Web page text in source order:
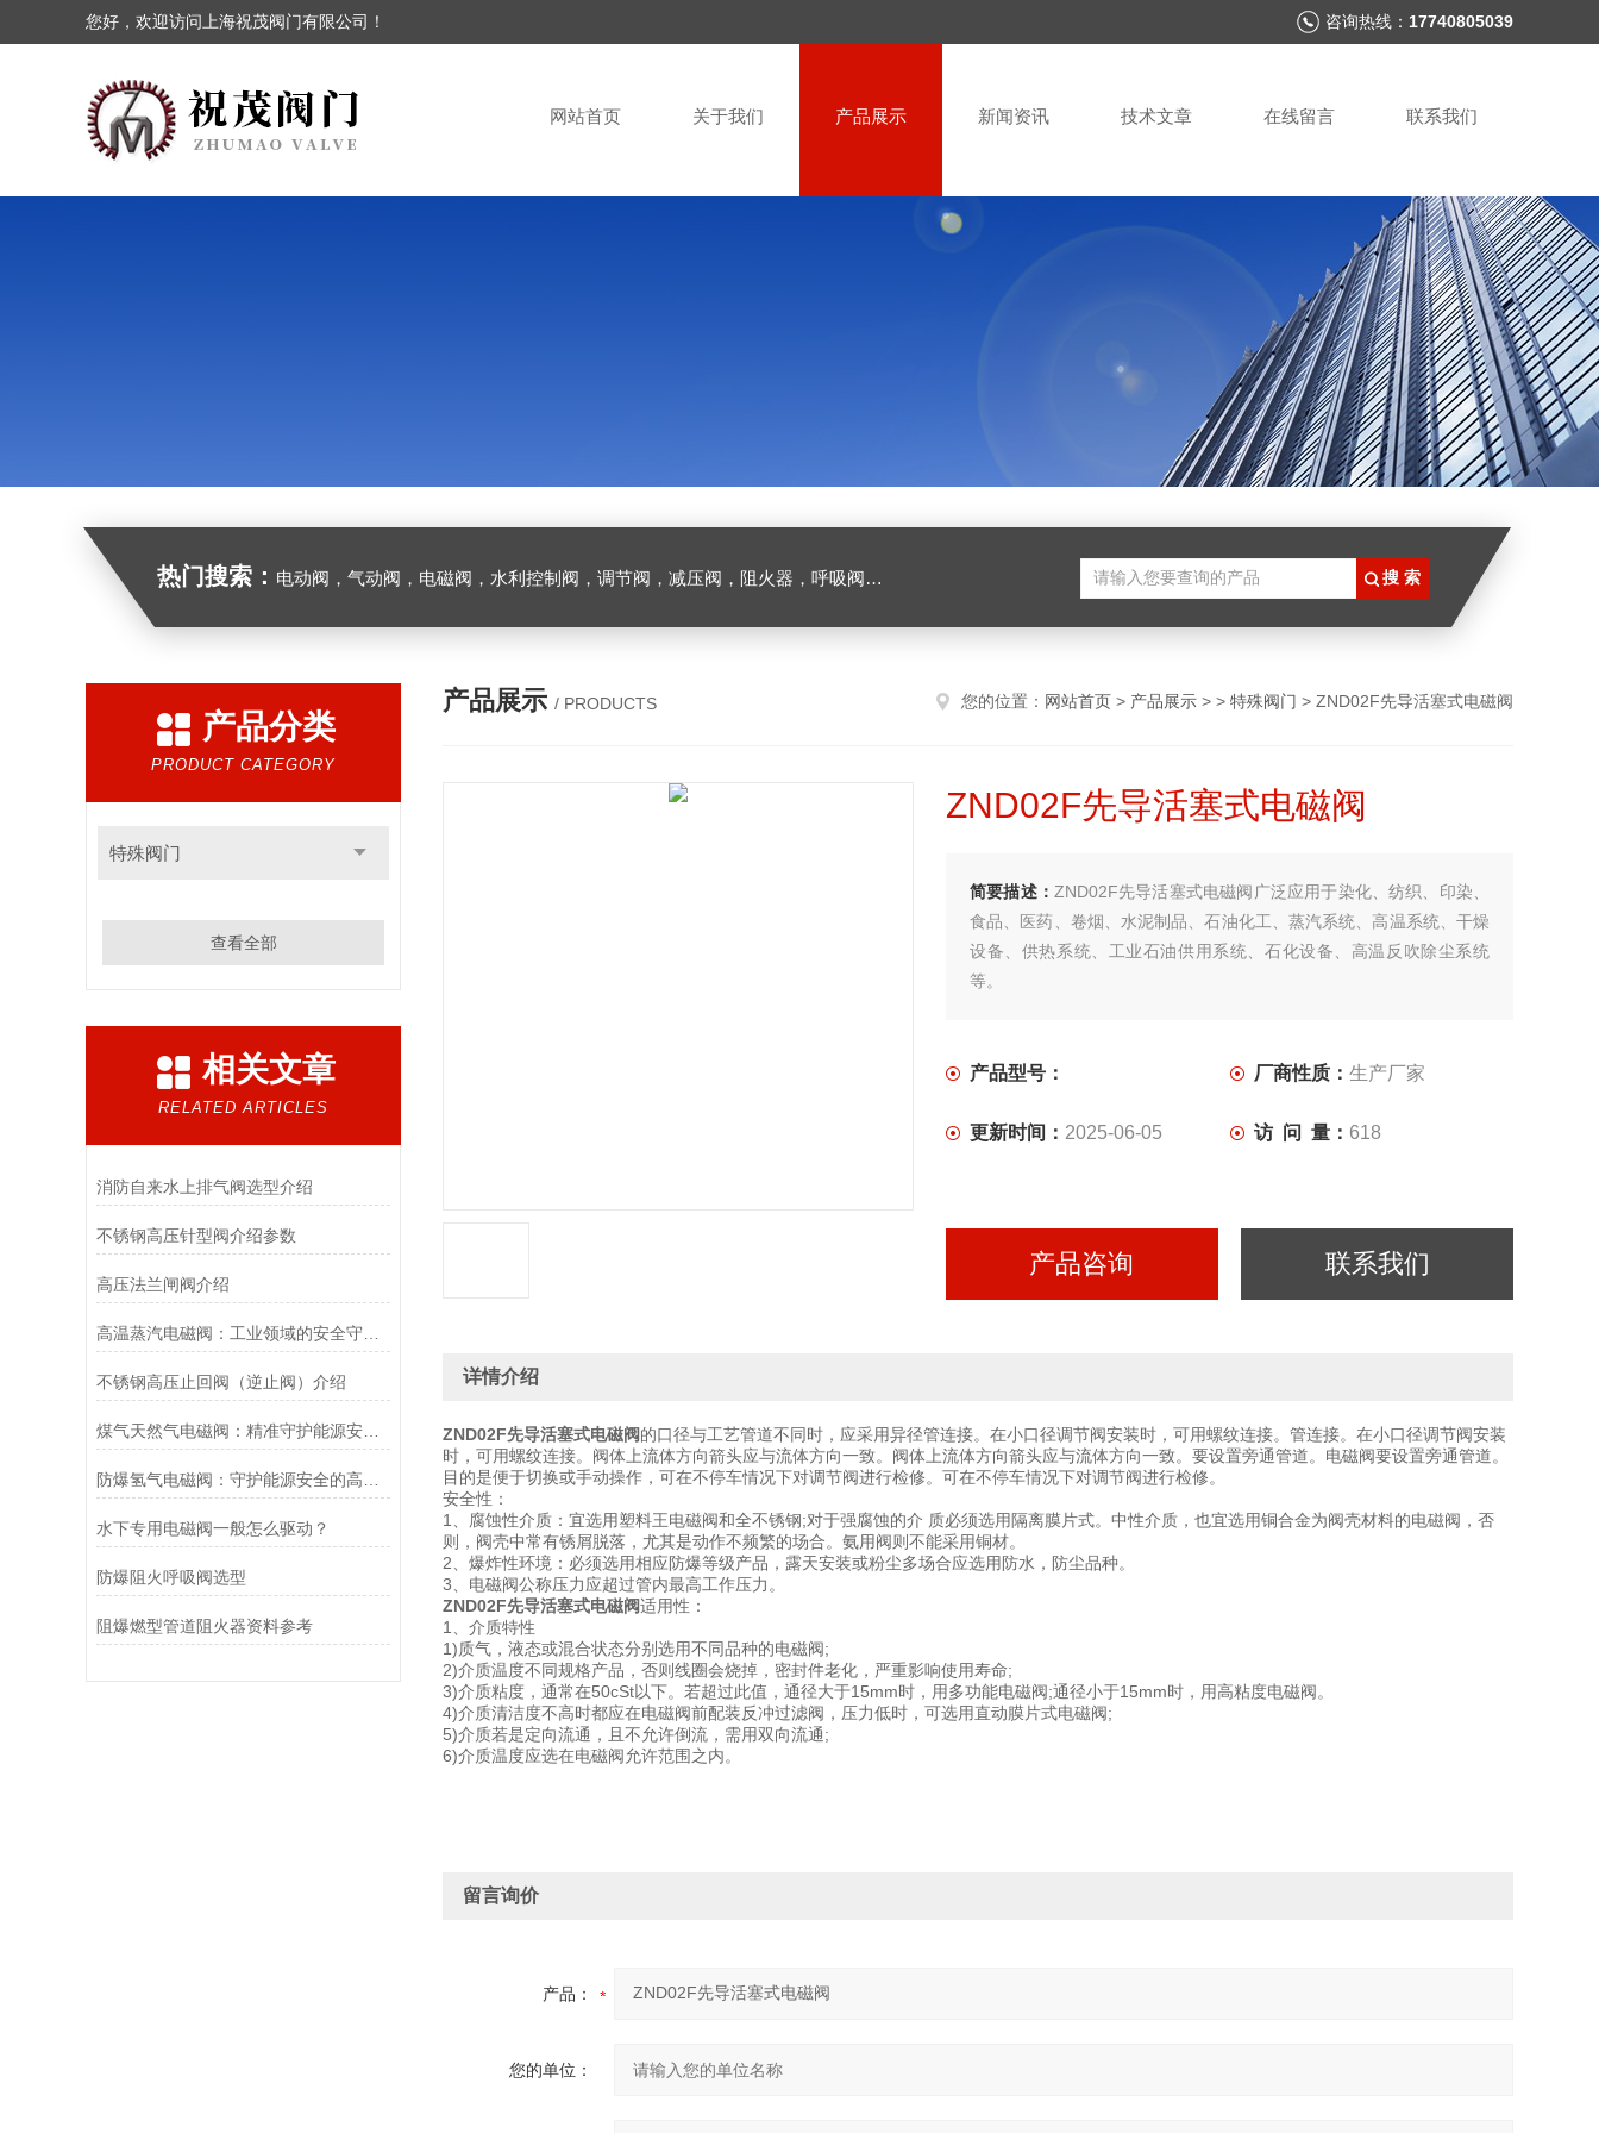
您好，欢迎访问上海祝茂阀门有限公司！ 咨询热线： 17740805039
网站首页 关于我们 产品展示 新闻资讯 技术文章 在线留言 联系我们
热门搜索： 电动阀，气动阀，电磁阀，水利控制阀，调节阀，减压阀，阻火器，呼吸阀，排气阀
产品分类
PRODUCT CATEGORY
特殊阀门
查看全部
相关文章
RELATED ARTICLES
消防自来水上排气阀选型介绍
不锈钢高压针型阀介绍参数
高压法兰闸阀介绍
不锈钢高压止回阀（逆止阀）介绍
煤气天然气电磁阀：精准守护能源安全的“调控卫士”
水下专用电磁阀一般怎么驱动？
防爆阻火呼吸阀选型
阻爆燃型管道阻火器资料参考
产品展示 / PRODUCTS 您的位置： 网站首页 > 产品展示 > > 特殊阀门 > ZND02F先导活塞式电磁阀
ZND02F先导活塞式电磁阀
简要描述： ZND02F先导活塞式电磁阀广泛应用于染化、纺织、印染、
食品、医药、卷烟、水泥制品、石油化工、蒸汽系统、高温系统、干燥
设备、供热系统、工业石油供用系统、石化设备、高温反吹除尘系统
等。
产品型号： 厂商性质： 生产厂家
更新时间： 2025-06-05 访 问 量： 618
产品咨询 联系我们
详情介绍
ZND02F先导活塞式电磁阀的口径与工艺管道不同时，应采用异径管连接。在小口径调节阀安装时，可用螺纹连接。管连接。在小口径调节阀安装
时，可用螺纹连接。阀体上流体方向箭头应与流体方向一致。阀体上流体方向箭头应与流体方向一致。要设置旁通管道。电磁阀要设置旁通管道。
目的是便于切换或手动操作，可在不停车情况下对调节阀进行检修。可在不停车情况下对调节阀进行检修。
安全性：
1、腐蚀性介质：宜选用塑料王电磁阀和全不锈钢;对于强腐蚀的介 质必须选用隔离膜片式。中性介质，也宜选用铜合金为阀壳材料的电磁阀，否
则，阀壳中常有锈屑脱落，尤其是动作不频繁的场合。氨用阀则不能采用铜材。
2、爆炸性环境：必须选用相应防爆等级产品，露天安装或粉尘多场合应选用防水，防尘品种。
3、电磁阀公称压力应超过管内最高工作压力。
ZND02F先导活塞式电磁阀适用性：
1、介质特性
1)质气，液态或混合状态分别选用不同品种的电磁阀;
2)介质温度不同规格产品，否则线圈会烧掉，密封件老化，严重影响使用寿命;
3)介质粘度，通常在50cSt以下。若超过此值，通径大于15mm时，用多功能电磁阀;通径小于15mm时，用高粘度电磁阀。
4)介质清洁度不高时都应在电磁阀前配装反冲过滤阀，压力低时，可选用直动膜片式电磁阀;
5)介质若是定向流通，且不允许倒流，需用双向流通;
6)介质温度应选在电磁阀允许范围之内。
留言询价
产品：
您的单位：